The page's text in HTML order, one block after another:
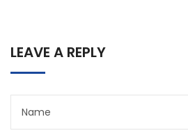
LEAVE A REPLY